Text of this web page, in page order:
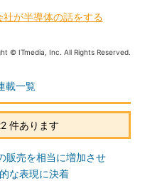
社が半導体の話をする
© ITmedia, Inc. All Rights Reserved.
載一覧
件あります
販売を相当に増加させ
な表現に決着